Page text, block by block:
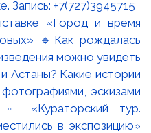
«Город и время
🔹Как рождалась
можно увидеть
Астаны? Какие истории
эскизами
«Кураторский тур.
в экспозицию»